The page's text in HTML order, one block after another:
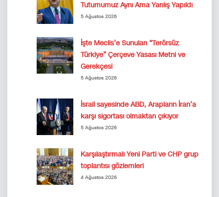
Tutumumuz Aynı Ama Yanlış Yapıldı
5 Ağustos 2026
İşte Meclis’e Sunulan “Terörsüz
Türkiye” Çerçeve Yasası Metni ve
Gerekçesi
5 Ağustos 2026
İsrail sayesinde ABD, Arapların İran’a
karşı sigortası olmaktan çıkıyor
5 Ağustos 2026
Karşılaştırmalı Yeni Parti ve CHP grup
toplantısı gözlemleri
4 Ağustos 2026